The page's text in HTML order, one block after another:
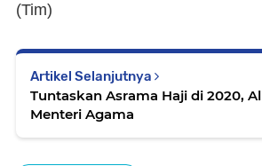
(Tim)
Artikel Selanjutnya
Tuntaskan Asrama Haji di 2020,
Menteri Agama